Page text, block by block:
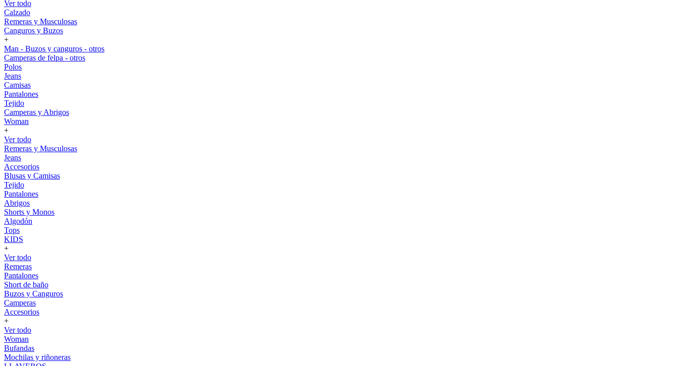
Ver todo
Calzado
Remeras y Musculosas
Canguros y Buzos
+
Man - Buzos y canguros - otros
Camperas de felpa - otros
Polos
Jeans
Camisas
Pantalones
Tejido
Camperas y Abrigos
Woman
+
Ver todo
Remeras y Musculosas
Jeans
Accesorios
Blusas y Camisas
Tejido
Pantalones
Abrigos
Shorts y Monos
Algodón
Tops
KIDS
+
Ver todo
Remeras
Pantalones
Short de baño
Buzos y Canguros
Camperas
Accesorios
+
Ver todo
Woman
Bufandas
Mochilas y riñoneras